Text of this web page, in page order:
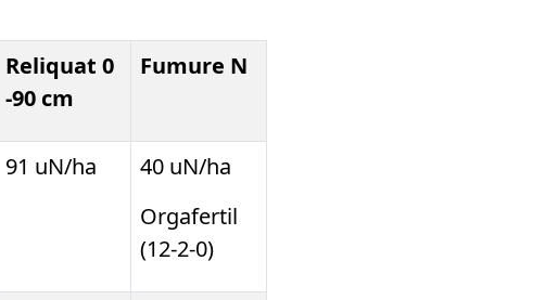
Reliquat 0
-90 cm
Fumure N
91 uN/ha
40 uN/ha
Orgafertil
(12-2-0)